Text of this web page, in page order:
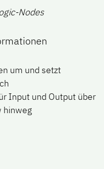
Nodes
um und setzt
Input und Output über
hinweg